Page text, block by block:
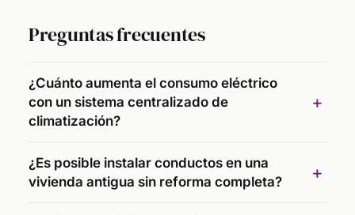
Preguntas frecuentes
¿Cuánto aumenta el consumo eléctrico
con un sistema centralizado de
climatización?
¿Es posible instalar conductos en una
vivienda antigua sin reforma completa?